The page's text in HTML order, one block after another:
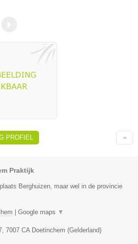
PROFIEL
Praktijk
Berghuizen, maar wel in de provincie
Google maps ▼
, 7007 CA Doetinchem (Gelderland)